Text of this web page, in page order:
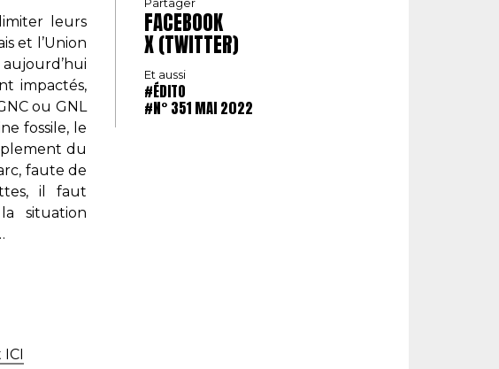
leurs
et l’Union
impactés,
ou GNL
fossile, le
du
faute de
il faut
situation
FACEBOOK
X (TWITTER)
Et aussi
#ÉDITO
#N° 351 MAI 2022